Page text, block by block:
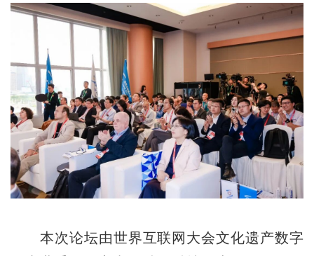
本次论坛由世界互联网大会文化遗产数字